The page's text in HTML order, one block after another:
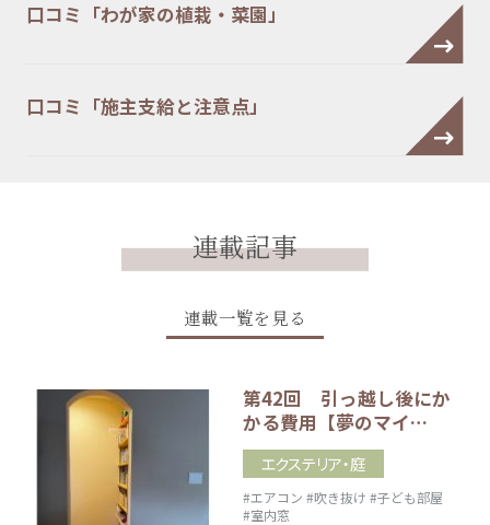
口コミ「わが家の植栽・菜園」
口コミ「施主支給と注意点」
連載記事
連載一覧を見る
第42回 引っ越し後にか
かる費用【夢のマイ…
エクステリア・庭
#エアコン #吹き抜け #子ども部屋
#室内窓